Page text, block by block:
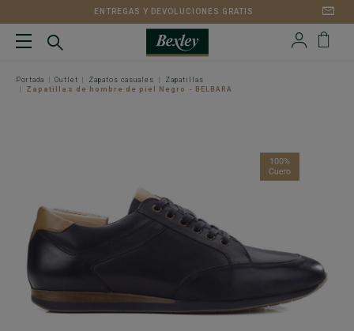
ENTREGAS Y DEVOLUCIONES GRATIS
Portada Outlet Zapatos casuales
Zapatillas
Zapatillas de hombre de piel Negro - BELBARA